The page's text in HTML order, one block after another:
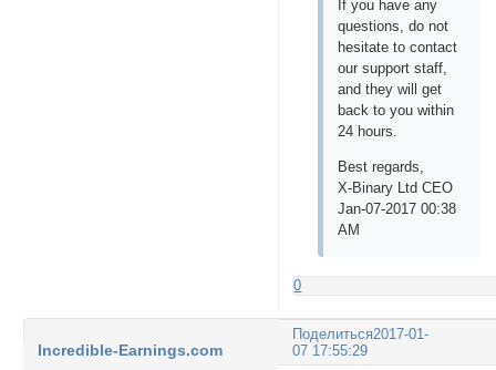
If you have any
questions, do not
hesitate to contact
our support staff,
and they will get
back to you within
24 hours.
Best regards,
X-Binary Ltd CEO
Jan-07-2017 00:38
AM
0
Поделиться2017-01-
07 17:55:29
Incredible-Earnings.com